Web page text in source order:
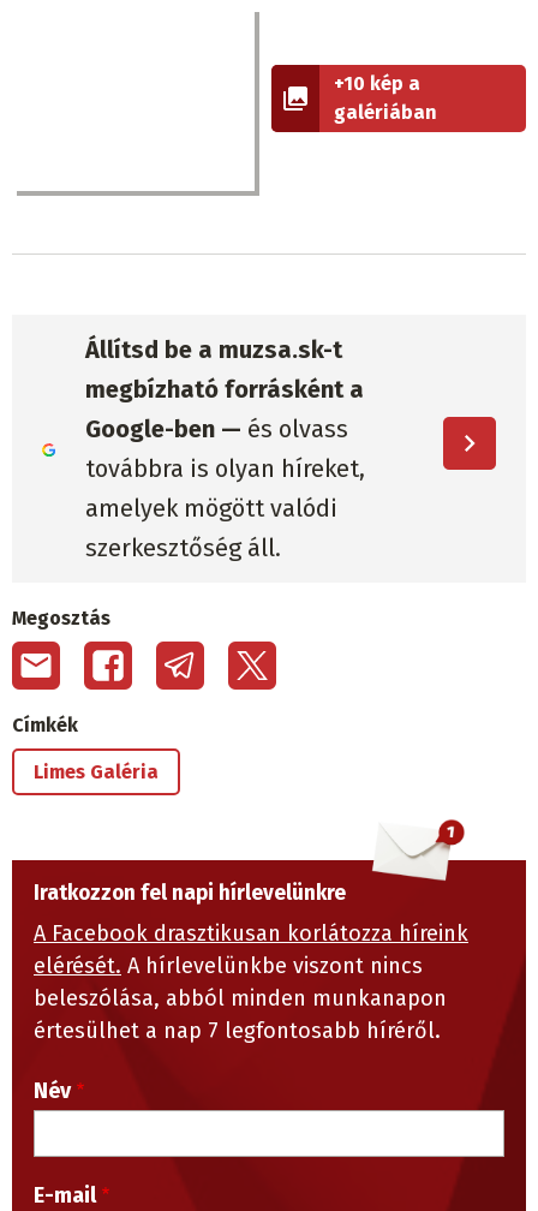
+10 kép a
galériában
Állítsd be a muzsa.sk-t
megbízható forrásként a
Google-ben — és olvass
továbbra is olyan híreket,
amelyek mögött valódi
szerkesztőség áll.
Megosztás
Címkék
Limes Galéria
Iratkozzon fel napi hírlevelünkre
A Facebook drasztikusan korlátozza híreink
elérését. A hírlevelünkbe viszont nincs
beleszólása, abból minden munkanapon
értesülhet a nap 7 legfontosabb híréről.
Név
E-mail